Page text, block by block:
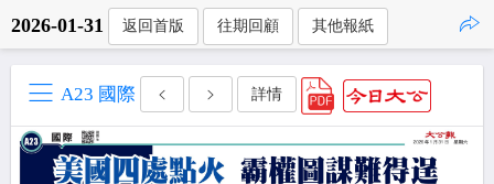
2026-01-31 返回首版 往期回顧 其他報紙
A23 國際 詳情